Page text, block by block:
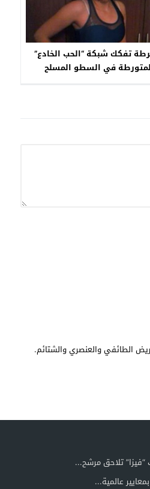
تفكك شبكة “الحب الخادع”
في السطو المسلح
الطائفي والعنصري والشتائم.
تلاحق مرشح...